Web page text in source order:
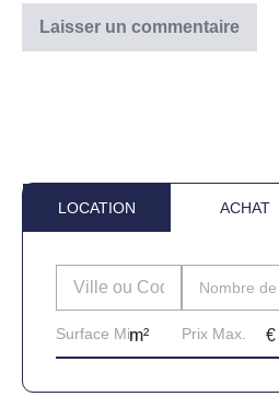
LOCATION ACHAT
Nombre